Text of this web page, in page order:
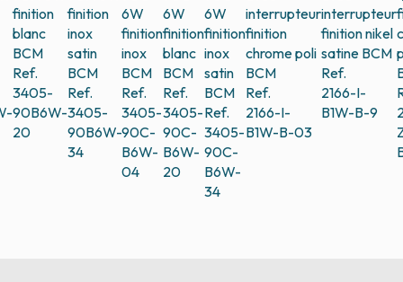
finition
blanc
BCM
Ref.
3405-
90B6W-
20
finition
inox
satin
BCM
Ref.
3405-
90B6W-
34
6W
finition
inox
BCM
Ref.
3405-
90C-
B6W-
04
6W
finition
blanc
BCM
Ref.
3405-
90C-
B6W-
20
6W
finition
inox
satin
BCM
Ref.
3405-
90C-
B6W-
34
interrupteur
finition
chrome poli
BCM
Ref.
2166-I-
B1W-B-03
interrupteur
finition nikel
satine BCM
Ref.
2166-I-
B1W-B-9